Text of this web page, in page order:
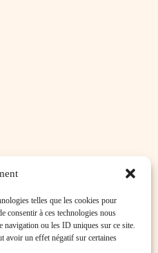
telles que les cookies pour
consentir à ces technologies nous
navigation ou les ID uniques sur ce site.
avoir un effet négatif sur certaines